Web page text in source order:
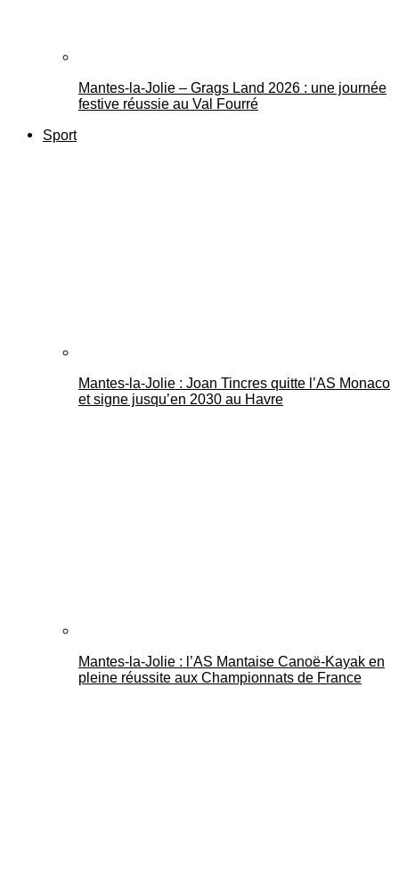
Mantes-la-Jolie – Grags Land 2026 : une journée
festive réussie au Val Fourré
Sport
Mantes-la-Jolie : Joan Tincres quitte l’AS Monaco
et signe jusqu’en 2030 au Havre
Mantes-la-Jolie : l’AS Mantaise Canoë‑Kayak en
pleine réussite aux Championnats de France